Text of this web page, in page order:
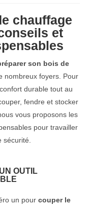
chauffage
et
son bois de
nombreux foyers. Pour
durable tout au
fendre et stocker
vous proposons les
pour travailler
OUTIL
un pour couper le